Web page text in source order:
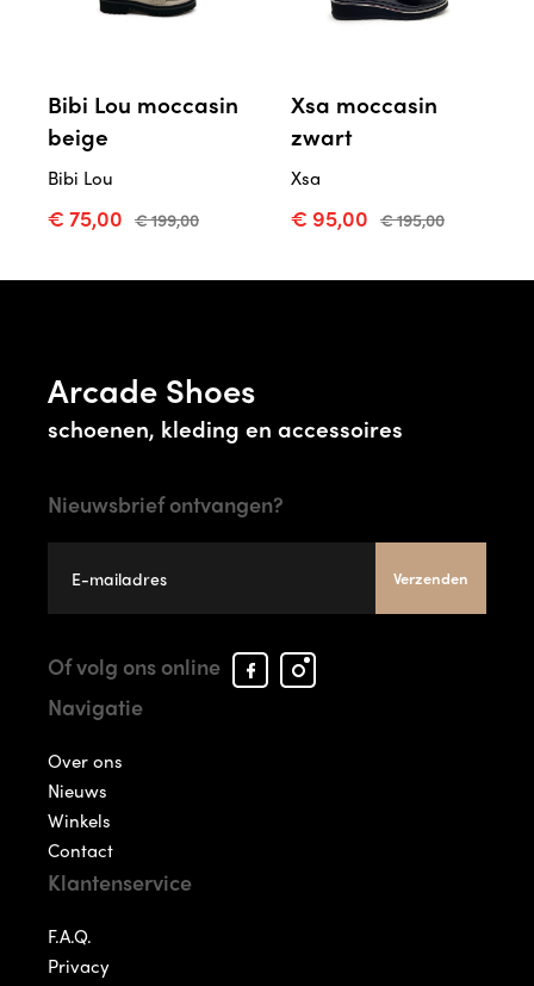
Bibi Lou moccasin
beige
Bibi Lou
€ 75,00 € 199,00
Xsa moccasin
zwart
Xsa
€ 95,00 € 195,00
Arcade Shoes
schoenen, kleding en accessoires
Nieuwsbrief ontvangen?
Verzenden
Of volg ons online Facebook
Arcade
Instagram
Arcade
Navigatie
Over ons
Nieuws
Winkels
Contact
Klantenservice
F.A.Q.
Privacy